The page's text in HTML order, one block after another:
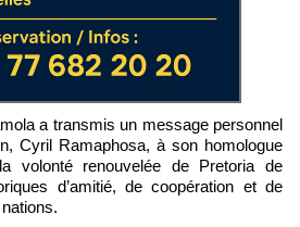
Cyril Ramaphosa, à son homologue
volonté renouvelée de Pretoria de
d’amitié, de coopération et de